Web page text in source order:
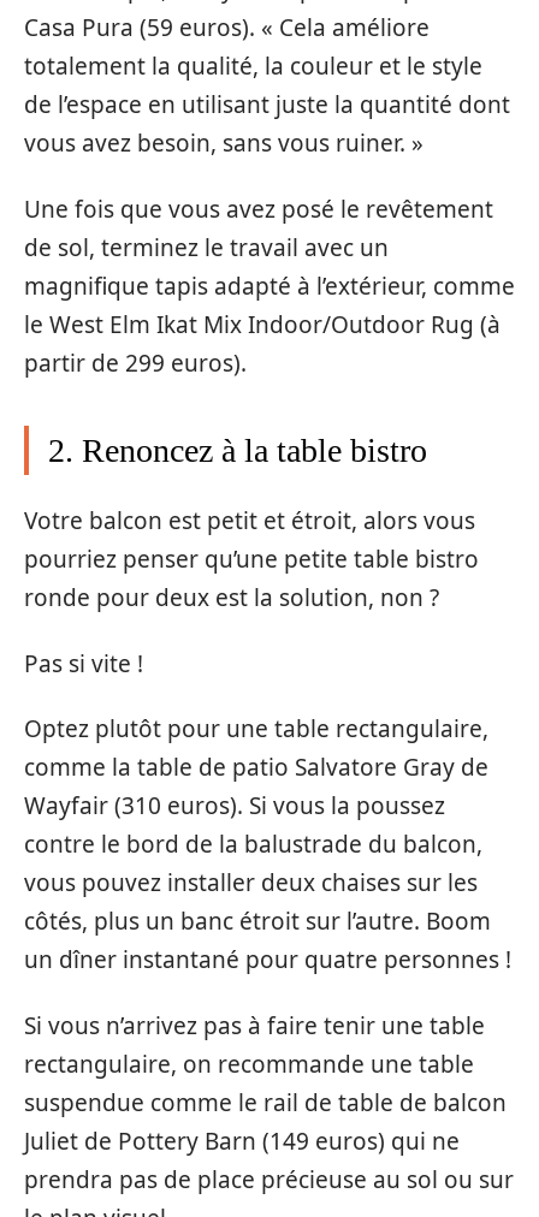
Casa Pura (59 euros). « Cela améliore
totalement la qualité, la couleur et le style
de l’espace en utilisant juste la quantité dont
vous avez besoin, sans vous ruiner. »
Une fois que vous avez posé le revêtement
de sol, terminez le travail avec un
magnifique tapis adapté à l’extérieur, comme
le West Elm Ikat Mix Indoor/Outdoor Rug (à
partir de 299 euros).
2. Renoncez à la table bistro
Votre balcon est petit et étroit, alors vous
pourriez penser qu’une petite table bistro
ronde pour deux est la solution, non ?
Pas si vite !
Optez plutôt pour une table rectangulaire,
comme la table de patio Salvatore Gray de
Wayfair (310 euros). Si vous la poussez
contre le bord de la balustrade du balcon,
vous pouvez installer deux chaises sur les
côtés, plus un banc étroit sur l’autre. Boom
un dîner instantané pour quatre personnes !
Si vous n’arrivez pas à faire tenir une table
rectangulaire, on recommande une table
suspendue comme le rail de table de balcon
Juliet de Pottery Barn (149 euros) qui ne
prendra pas de place précieuse au sol ou sur